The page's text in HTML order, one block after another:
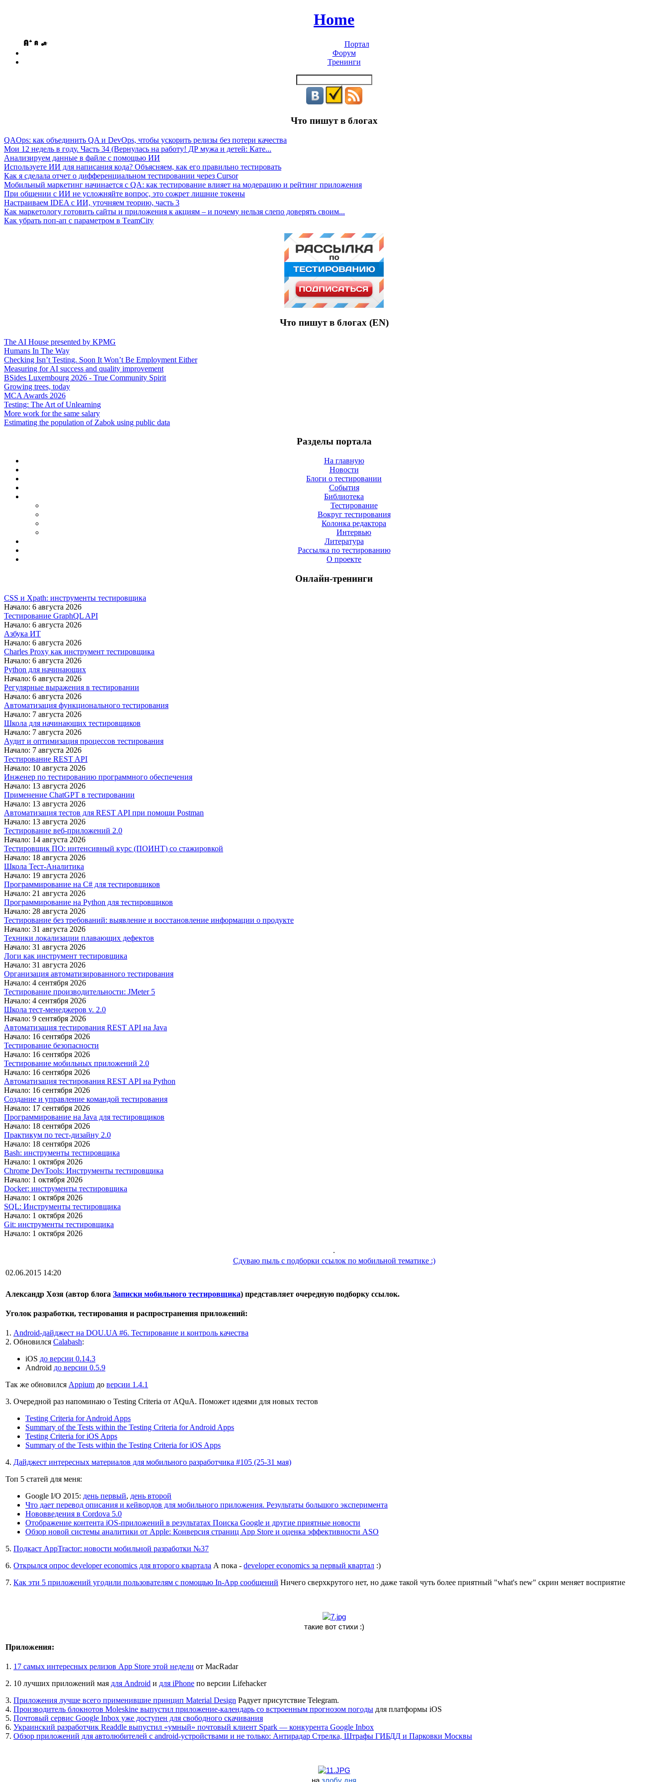
Home
Портал
Форум
Тренинги
Что пишут в блогах
QAOps: как объединить QA и DevOps, чтобы ускорить релизы без потери качества
Мои 12 недель в году. Часть 34 (Вернулась на работу! ДР мужа и детей: Кате...
Анализируем данные в файле с помощью ИИ
Используете ИИ для написания кода? Объясняем, как его правильно тестировать
Как я сделала отчет о дифференциальном тестировании через Cursor
Мобильный маркетинг начинается с QA: как тестирование влияет на модерацию и рейтинг приложения
При общении с ИИ не усложняйте вопрос, это сожрет лишние токены
Настраиваем IDEA с ИИ, уточняем теорию, часть 3
Как маркетологу готовить сайты и приложения к акциям – и почему нельзя слепо доверять своим...
Как убрать поп-ап с параметром в ТeamСity
Что пишут в блогах (EN)
The AI House presented by KPMG
Humans In The Way
Checking Isn’t Testing. Soon It Won’t Be Employment Either
Measuring for AI success and quality improvement
BSides Luxembourg 2026 - True Community Spirit
Growing trees, today
MCA Awards 2026
Testing: The Art of Unlearning
More work for the same salary
Estimating the population of Zabok using public data
Разделы портала
На главную
Новости
Блоги о тестировании
События
Библиотека
Тестирование
Вокруг тестирования
Колонка редактора
Интервью
Литература
Рассылка по тестированию
О проекте
Онлайн-тренинги
CSS и Xpath: инструменты тестировщика
Начало: 6 августа 2026
Тестирование GraphQL API
Начало: 6 августа 2026
Азбука ИТ
Начало: 6 августа 2026
Charles Proxy как инструмент тестировщика
Начало: 6 августа 2026
Python для начинающих
Начало: 6 августа 2026
Регулярные выражения в тестировании
Начало: 6 августа 2026
Автоматизация функционального тестирования
Начало: 7 августа 2026
Школа для начинающих тестировщиков
Начало: 7 августа 2026
Аудит и оптимизация процессов тестирования
Начало: 7 августа 2026
Тестирование REST API
Начало: 10 августа 2026
Инженер по тестированию программного обеспечения
Начало: 13 августа 2026
Применение ChatGPT в тестировании
Начало: 13 августа 2026
Автоматизация тестов для REST API при помощи Postman
Начало: 13 августа 2026
Тестирование веб-приложений 2.0
Начало: 14 августа 2026
Тестировщик ПО: интенсивный курс (ПОИНТ) со стажировкой
Начало: 18 августа 2026
Школа Тест-Аналитика
Начало: 19 августа 2026
Программирование на C# для тестировщиков
Начало: 21 августа 2026
Программирование на Python для тестировщиков
Начало: 28 августа 2026
Тестирование без требований: выявление и восстановление информации о продукте
Начало: 31 августа 2026
Техники локализации плавающих дефектов
Начало: 31 августа 2026
Логи как инструмент тестировщика
Начало: 31 августа 2026
Организация автоматизированного тестирования
Начало: 4 сентября 2026
Тестирование производительности: JMeter 5
Начало: 4 сентября 2026
Школа тест-менеджеров v. 2.0
Начало: 9 сентября 2026
Автоматизация тестирования REST API на Java
Начало: 16 сентября 2026
Тестирование безопасности
Начало: 16 сентября 2026
Тестирование мобильных приложений 2.0
Начало: 16 сентября 2026
Автоматизация тестирования REST API на Python
Начало: 16 сентября 2026
Создание и управление командой тестирования
Начало: 17 сентября 2026
Программирование на Java для тестировщиков
Начало: 18 сентября 2026
Практикум по тест-дизайну 2.0
Начало: 18 сентября 2026
Bash: инструменты тестировщика
Начало: 1 октября 2026
Chrome DevTools: Инструменты тестировщика
Начало: 1 октября 2026
Docker: инструменты тестировщика
Начало: 1 октября 2026
SQL: Инструменты тестировщика
Начало: 1 октября 2026
Git: инструменты тестировщика
Начало: 1 октября 2026
.
Сдуваю пыль с подборки ссылок по мобильной тематике :)
02.06.2015 14:20
Александр Хозя (автор блога Записки мобильного тестировщика) представляет очередную подборку ссылок.
Уголок разработки, тестирования и распространения приложений:
1. Android-дайджест на DOU.UA #6. Тестирование и контроль качества
2. Обновился Calabash:
iOS до версии 0.14.3
Android до версии 0.5.9
Так же обновился Appium до версии 1.4.1
3. Очередной раз напоминаю о Testing Criteria от AQuA. Поможет идеями для новых тестов
Testing Criteria for Android Apps
Summary of the Tests within the Testing Criteria for Android Apps
Testing Criteria for iOS Apps
Summary of the Tests within the Testing Criteria for iOS Apps
4. Дайджест интересных материалов для мобильного разработчика #105 (25-31 мая)
Топ 5 статей для меня:
Google I/O 2015: день первый, день второй
Что дает перевод описания и кейвордов для мобильного приложения. Результаты большого эксперимента
Нововведения в Cordova 5.0
Отображение контента iOS-приложений в результатах Поиска Google и другие приятные новости
Обзор новой системы аналитики от Apple: Конверсия страниц App Store и оценка эффективности ASO
5. Подкаст AppTractor: новости мобильной разработки №37
6. Открылся опрос developer economics для второго квартала А пока - developer economics за первый квартал :)
7. Как эти 5 приложений угодили пользователям с помощью In-App сообщений Ничего сверхкрутого нет, но даже такой чуть более приятный "what's new" скрин меняет восприятие
такие вот стихи :)
Приложения:
1. 17 самых интересных релизов App Store этой недели от MacRadar
2. 10 лучших приложений мая для Android и для iPhone по версии Lifehacker
3. Приложения лучше всего применившие принцип Material Design Радует присутствие Telegram.
4. Производитель блокнотов Moleskine выпустил приложение-календарь со встроенным прогнозом погоды для платформы iOS
5. Почтовый сервис Google Inbox уже доступен для свободного скачивания
6. Украинский разработчик Readdle выпустил «умный» почтовый клиент Spark — конкурента Google Inbox
7. Обзор приложений для автолюбителей с android-устройствами и не только: Антирадар Стрелка, Штрафы ГИБДД и Парковки Москвы
на злобу дня